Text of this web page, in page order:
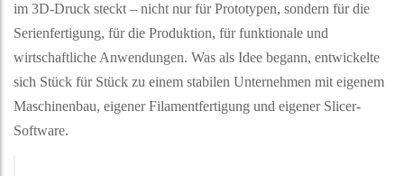
im 3D-Druck steckt – nicht nur für Prototypen, sondern für die
Serienfertigung, für die Produktion, für funktionale und
wirtschaftliche Anwendungen. Was als Idee begann, entwickelte
sich Stück für Stück zu einem stabilen Unternehmen mit eigenem
Maschinenbau, eigener Filamentfertigung und eigener Slicer-
Software.